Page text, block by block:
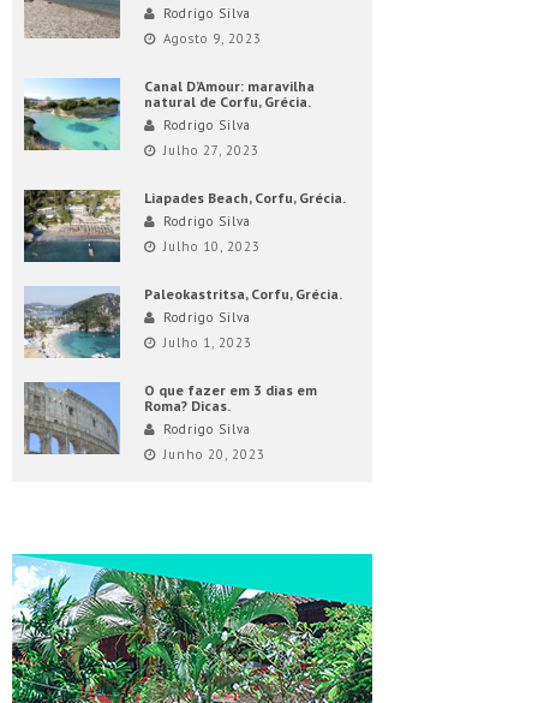
Rodrigo Silva
Agosto 9, 2023
Canal D’Amour: maravilha
natural de Corfu, Grécia.
Rodrigo Silva
Julho 27, 2023
Liapades Beach, Corfu, Grécia.
Rodrigo Silva
Julho 10, 2023
Paleokastritsa, Corfu, Grécia.
Rodrigo Silva
Julho 1, 2023
O que fazer em 3 dias em
Roma? Dicas.
Rodrigo Silva
Junho 20, 2023